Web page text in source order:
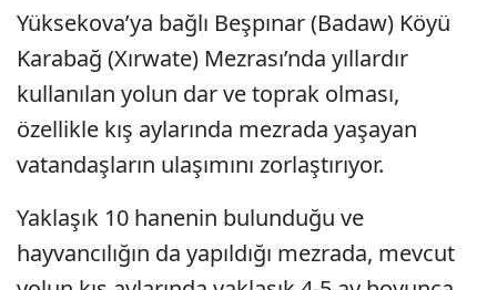
Yüksekova’ya bağlı Beşpınar (Badaw) Köyü
Karabağ (Xırwate) Mezrası’nda yıllardır
kullanılan yolun dar ve toprak olması,
özellikle kış aylarında mezrada yaşayan
vatandaşların ulaşımını zorlaştırıyor.
Yaklaşık 10 hanenin bulunduğu ve
hayvancılığın da yapıldığı mezrada, mevcut